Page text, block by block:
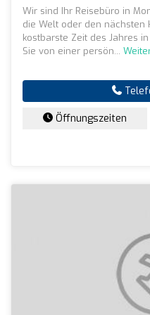
Wir sind Ihr Reisebüro in
die Welt oder den nächsten
kostbarste Zeit des Jahres
Sie von einer persön...
Öffnungszeiten